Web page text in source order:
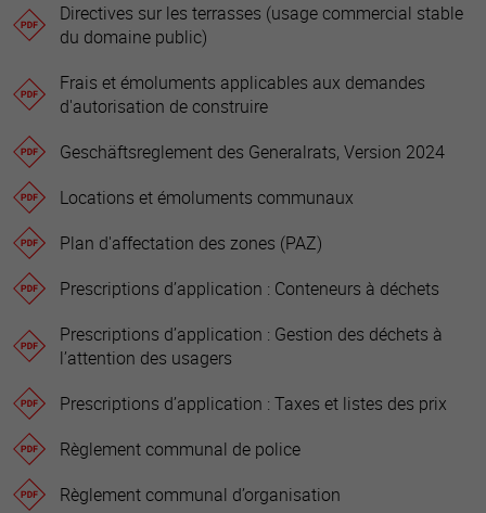
Directives sur les terrasses (usage commercial stable
du domaine public)
Frais et émoluments applicables aux demandes
d'autorisation de construire
Geschäftsreglement des Generalrats, Version 2024
Locations et émoluments communaux
Plan d'affectation des zones (PAZ)
Prescriptions d’application : Conteneurs à déchets
Prescriptions d’application : Gestion des déchets à
l’attention des usagers
Prescriptions d’application : Taxes et listes des prix
Règlement communal de police
Règlement communal d’organisation